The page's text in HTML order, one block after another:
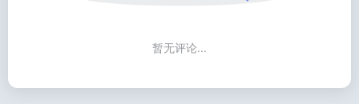
暂无评论...